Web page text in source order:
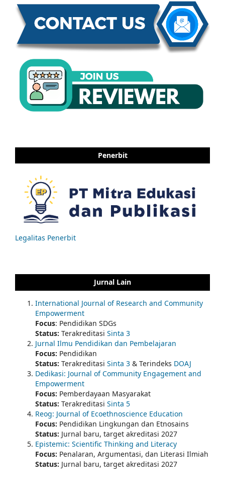
Penerbit
Legalitas Penerbit
Jurnal Lain
International Journal of Research and Community
Empowerment
Focus: Pendidikan SDGs
Status: Terakreditasi Sinta 3
Jurnal Ilmu Pendidikan dan Pembelajaran
Focus: Pendidikan
Status: Terakreditasi Sinta 3 & Terindeks DOAJ
Dedikasi: Journal of Community Engagement and
Empowerment
Focus: Pemberdayaan Masyarakat
Status: Terakreditasi Sinta 5
Reog: Journal of Ecoethnoscience Education
Focus: Pendidikan Lingkungan dan Etnosains
Status: Jurnal baru, target akreditasi 2027
Epistemic: Scientific Thinking and Literacy
Focus: Penalaran, Argumentasi, dan Literasi Ilmiah
Status: Jurnal baru, target akreditasi 2027